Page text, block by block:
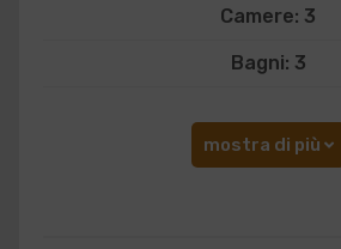
Camere: 3
Bagni: 3
mostra di più